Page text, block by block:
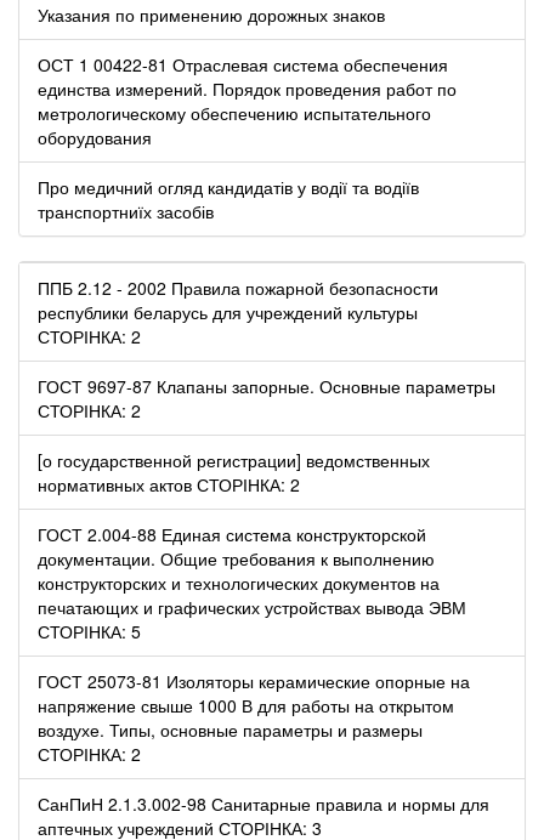
Указания по применению дорожных знаков
ОСТ 1 00422-81 Отраслевая система обеспечения
единства измерений. Порядок проведения работ по
метрологическому обеспечению испытательного
оборудования
Про медичний огляд кандидатів у водії та водіїв
транспортниїх засобів
ППБ 2.12 - 2002 Правила пожарной безопасности
республики беларусь для учреждений культуры
СТОРІНКА: 2
ГОСТ 9697-87 Клапаны запорные. Основные параметры
СТОРІНКА: 2
[о государственной регистрации] ведомственных
нормативных актов СТОРІНКА: 2
ГОСТ 2.004-88 Единая система конструкторской
документации. Общие требования к выполнению
конструкторских и технологических документов на
печатающих и графических устройствах вывода ЭВМ
СТОРІНКА: 5
ГОСТ 25073-81 Изоляторы керамические опорные на
напряжение свыше 1000 В для работы на открытом
воздухе. Типы, основные параметры и размеры
СТОРІНКА: 2
СанПиН 2.1.3.002-98 Санитарные правила и нормы для
аптечных учреждений СТОРІНКА: 3